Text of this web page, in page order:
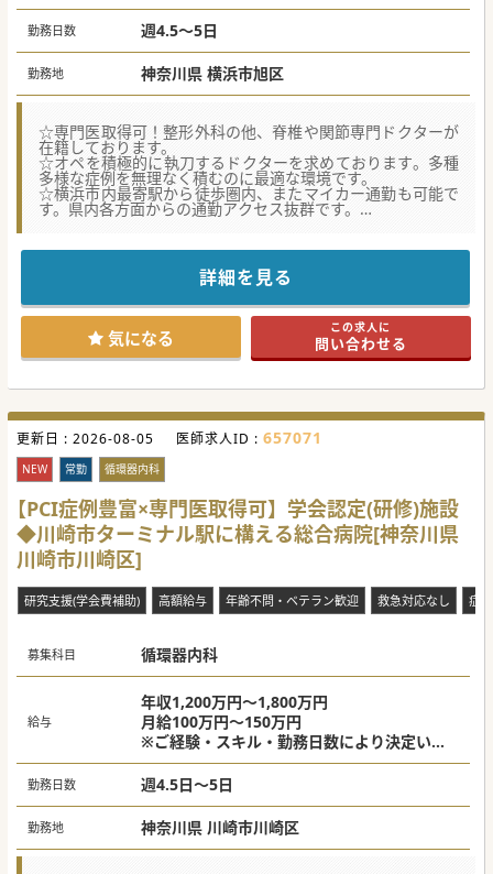
#秋入職可
勤務日数 週4.5～5日
勤務地 神奈川県 横浜市旭区
☆専門医取得可！整形外科の他、脊椎や関節専門ドクターが
在籍しております。
☆オペを積極的に執刀するドクターを求めております。多種
多様な症例を無理なく積むのに最適な環境です。
☆横浜市内最寄駅から徒歩圏内、またマイカー通勤も可能で
す。県内各方面からの通勤アクセス抜群です。
■駅から徒歩圏内にある法人運営の保育室の利用も可能で
す。時短勤務など、子育て中の先生の理解・サポートも手厚
■特に脊椎・人工股・膝関節ベテラン医師も複数在籍し、若
手医師のお受け入れも積極的に行われています。
■最寄り駅から往復シャトルバスに乗車可能です。発着場所
も駅直結のビルの1階から出ています。
■横浜市旭区を中心に、病院と複数のクリニックを運営する
法人が展開する地域密着型の病院です。
■病院としての医療機能の他、健診センター・予防医療・免
疫療法・訪問診療など多岐に渡った業務展開を行われていま
す。
■地域住民のための包括的医療実践の法人理念の基、予防医
療・救急医療・慢性期治療と幅広く対応されています。
【業務内容】
■毎年1000名以上の新規外来患者様の診察を行う他、年間
400名ほどの新規入院患者を受け入れていらっしゃいます。
■人工膝・股関節の手術の他、脊椎の手術など症例も豊富か
つ柔軟に相談可能です。オペ介入に積極的な先生をお求めで
す。
■駅周辺・区内は長くある団地も多く点在しており、高齢者
#春入職可 #秋入職可
詳細を見る
気になる この求人に
問い合わせる
更新日 : 2026-08-05 医師求人ID : 657071
NEW 常勤 循環器内科
【PCI症例豊富×専門医取得可】学会認定(研修)施設
◆川崎市ターミナル駅に構える総合病院[神奈川県
川崎市川崎区]
研究支援(学会費補助) 高額給与 年齢不問・ベテラン歓迎 救急対応なし 症
募集科目 循環器内科
給与
年収1,200万円～1,800万円
月給100万円～150万円
※ご経験・スキル・勤務日数により決定いた
します
勤務日数 週4.5日～5日
勤務地 神奈川県 川崎市川崎区